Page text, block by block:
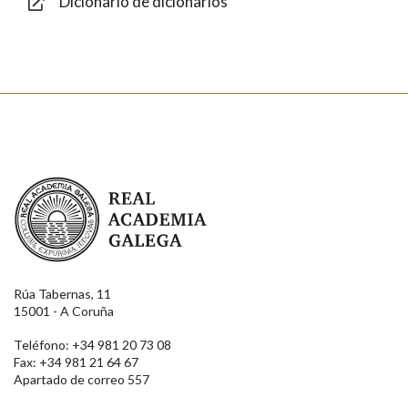
Real Academia Galega
Rúa Tabernas, 11
15001 - A Coruña
Teléfono: +34 981 20 73 08
Fax: +34 981 21 64 67
Apartado de correo 557